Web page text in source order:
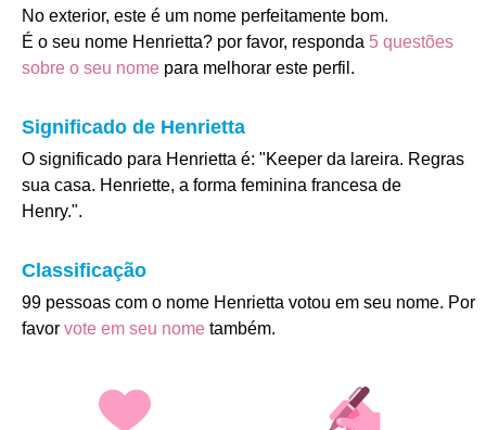
No exterior, este é um nome perfeitamente bom.
É o seu nome Henrietta? por favor, responda 5 questões
sobre o seu nome para melhorar este perfil.
Significado de Henrietta
O significado para Henrietta é: "Keeper da lareira. Regras
sua casa. Henriette, a forma feminina francesa de
Henry.".
Classificação
99 pessoas com o nome Henrietta votou em seu nome. Por
favor vote em seu nome também.